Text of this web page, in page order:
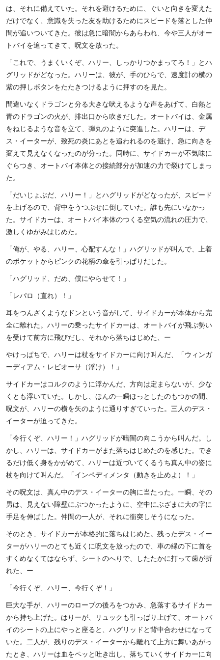
は、それに備えていた。それを避けるために、ぐいと向きを変えた
だけでなく、意識を失った友を助けるためにスピードを落とした仲
間が追いついてきた。彼は急に暗闇からあらわれ、今や三人がオー
トバイを追ってきて、呪文を放った。
「これで、うまくいくぞ、ハリー、しっかりつかまってろ！」とハ
グリッドがどなった。ハリーは、彼が、手のひらで、速度計の横の
紫の押しボタンをたたきつけるように押すのを見た。
間違いなくドラゴンと分る大きな吠えるような声をあげて、白熱と
青のドラゴンの火が、排出口から吹きだした。オートバイは、金属
をねじるような音を立て、弾丸のように突進した。ハリーは、デ
ス・イーターが、致死の炎にあとを追われるのを避け、急に向きを
変えて見えなくなったのが分った。同時に、サイドカーが不気味に
ぐらつき、オートバイ本体との接続部分が加速の力で裂けてしまっ
た。
「だいじょぶだ、ハリー！」とハグリッドがどなったが、スピード
を上げるので、背中をうつぶせに倒していた。誰も先にいなかっ
た。サイドカーは、オートバイ本体のつくる空気の流れの圧力で、
激しくゆがみはじめた。
「俺が、やる、ハリー、心配すんな！」ハグリッドが叫んで、上着
のポケットからピンクの花柄の傘を引っぱりだした。
「ハグリッド、だめ、僕にやらせて！」
「レパロ（直れ）！」
耳をつんざくようなドンという音がして、サイドカーが本体から完
全に離れた。ハリーの乗ったサイドカーは、オートバイが飛ぶ勢い
を受けて前方に飛びだし、それから落ちはじめた、ー
やけっぱちで、ハリーは杖をサイドカーに向け叫んだ、「ウィンガ
ーディアム・レビオーサ（浮け）！」
サイドカーはコルクのように浮かんだ、方向は定まらないが、少な
くとも浮いていた。しかし、ほんの一瞬ほっとしたのもつかの間、
呪文が、ハリーの横を矢のように通りすぎていった。三人のデス・
イーターが迫ってきた。
「今行くぞ、ハリー！」ハグリッドが暗闇の向こうから叫んだ。し
かし、ハリーは、サイドカーがまた落ちはじめたのを感じた。でき
るだけ低く身をかがめて、ハリーは近づいてくるうち真ん中の姿に
杖を向けて叫んだ。「インペディメンタ（動きを止めよ）！」
その呪文は、真ん中のデス・イーターの胸に当たった。一瞬、その
男は、見えない障壁にぶつかったように、空中にぶざまに大の字に
手足を伸ばした。仲間の一人が、それに衝突しそうになった。
そのとき、サイドカーが本格的に落ちはじめた。残ったデス・イー
ターがハリーのとても近くに呪文を放ったので、車の縁の下に首を
すくめなくてはならず、シートのへりで、したたかに打って歯が折
れた、ー
「今行くぞ、ハリー、今行くぞ！」
巨大な手が、ハリーのローブの後ろをつかみ、急落するサイドカー
から持ち上げた。はりーが、リュックも引っぱり上げて、オートバ
イのシートの上にやっと座ると、ハグリッドと背中合わせになって
いた。二人が、残りのデス・イーターから離れて上方に舞いあがっ
たとき、ハリーは血をペッと吐き出し、落ちていくサイドカーに向